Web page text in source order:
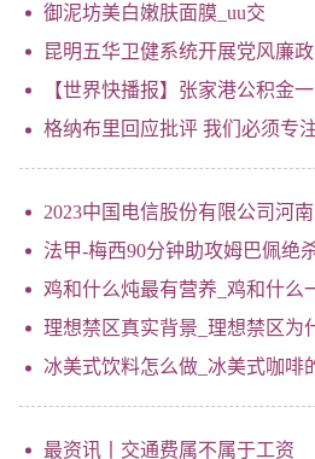
御泥坊美白嫩肤面膜_uu交
昆明五华卫健系统开展党风廉
【世界快播报】张家港公积金一个月交多少钱2023？张
格纳布里回应批评 我们必须专
2023中国电信股份有限公司河南
法甲-梅西90分钟助攻姆巴佩绝
鸡和什么炖最有营养_鸡和什么
理想禁区真实背景_理想禁区为
冰美式饮料怎么做_冰美式咖啡
最资讯丨交通费属不属于工资